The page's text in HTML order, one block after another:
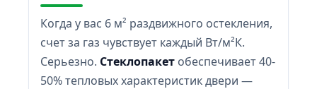
Когда у вас 6 м² раздвижного остекления,
счет за газ чувствует каждый Вт/м²К.
Серьезно. Стеклопакет обеспечивает 40-
50% тепловых характеристик двери —